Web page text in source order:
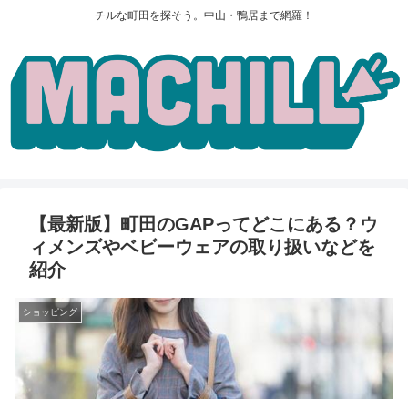
チルな町田を探そう。中山・鴨居まで網羅！
【最新版】町田のGAPってどこにある？ウ
ィメンズやベビーウェアの取り扱いなどを
紹介
ショッピング